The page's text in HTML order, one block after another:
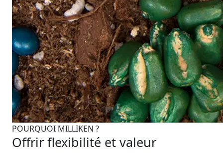
POURQUOI MILLIKEN ?
Offrir flexibilité et valeur